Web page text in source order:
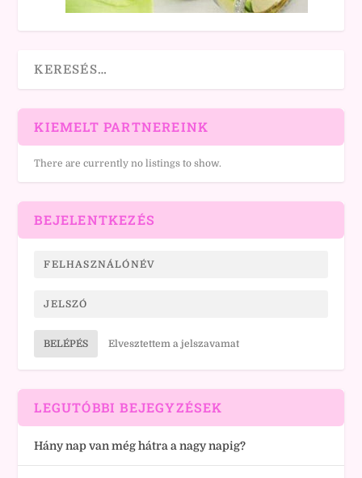
KIEMELT PARTNEREINK
There are currently no listings to show.
BEJELENTKEZÉS
BELÉPÉS Elvesztettem a jelszavamat
LEGUTÓBBI BEJEGYZÉSEK
Hány nap van még hátra a nagy napig?